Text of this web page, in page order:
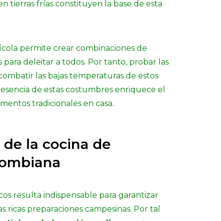
tierras frías constituyen la base de esta
permite crear combinaciones de
para deleitar a todos. Por tanto, probar las
las bajas temperaturas de estos
de estas costumbres enriquece el
tradicionales en casa.
la cocina de
resulta indispensable para garantizar
ricas preparaciones campesinas. Por tal